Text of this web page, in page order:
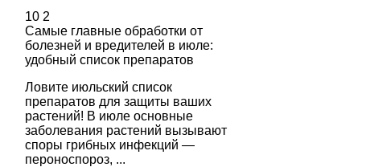
10 2
Самые главные обработки от
болезней и вредителей в июле:
удобный список препаратов
Ловите июльский список
препаратов для защиты ваших
растений! В июле основные
заболевания растений вызывают
споры грибных инфекций —
пероноспороз, ...